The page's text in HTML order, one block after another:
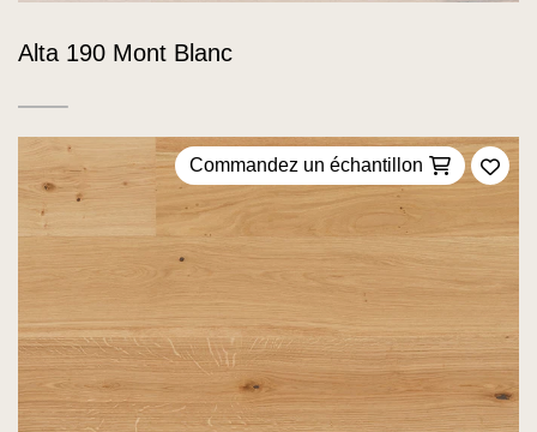
Alta 190 Mont Blanc
Commandez un échantillon